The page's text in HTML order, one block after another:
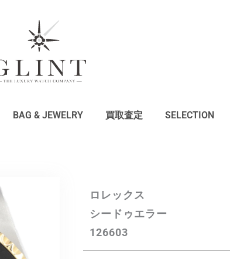
BAG & JEWELRY 買取査定 SELECTION
ロレックス
シードゥエラー
126603